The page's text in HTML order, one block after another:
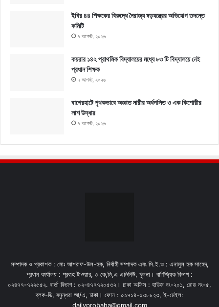
ইবির ৪৪ শিক্ষকের বিরুদ্ধে নৈরাজ্য ষড়যন্ত্রের অভিযোগ তদন্তে
কমিটি
৭ আগস্ট, ২০২৬
কয়রার ১৪২ প্রাথমিক বিদ্যালয়ের মধ্যে ৮৩ টি বিদ্যালয়ে নেই
প্রধান শিক্ষক
৭ আগস্ট, ২০২৬
বাগেরহাটে পৃথকভাবে অজ্ঞাত নারীর অর্ধগলিত ও এক কিশোরীর
লাশ উদ্ধার
৭ আগস্ট, ২০২৬
সম্পাদক ও প্রকাশক : মোঃ আশরাফ-উল-হক, নির্বাহী সম্পাদক এবং সি.ই.ও : এনামুল হক সাহেদ,
প্রধান কার্যালয় : প্রবাহ টাওয়ার, ৩ কে,ডি,এ এভিনিউ, খুলনা। বাণিজ্যিক বিভাগ :
০২৪৭৭-৭২২৫৫২. বার্তা বিভাগ : ০২-৪৭৭৭২০৫৩২। ঢাকা অফিস : হাউজ নং-২০১, রোড নং-৫,
ব্লক-ডি, বসুন্ধরা আ/এ, ঢাকা। ফোন : ০১৭১৪-০৩৮৮২৩, ই-মেইল:
dailyprobaha@gmail.com